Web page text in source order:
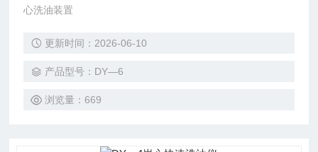
心洗油装置
更新时间：2026-06-10
产品型号：DY—6
浏览量：669